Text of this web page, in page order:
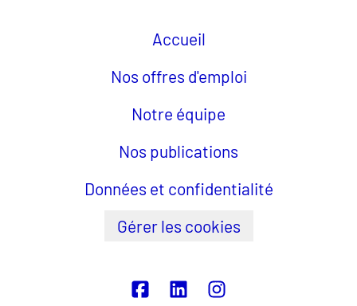
Accueil
Nos offres d'emploi
Notre équipe
Nos publications
Données et confidentialité
Gérer les cookies